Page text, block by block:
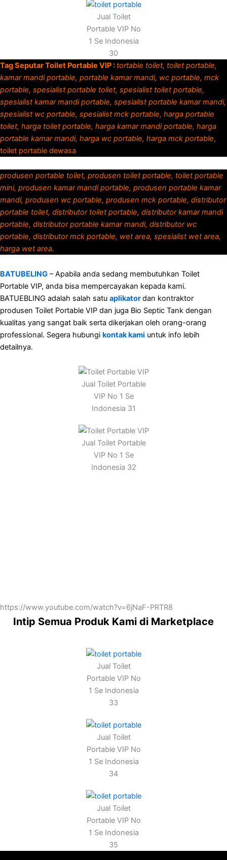
Jual Toilet
Portable VIP No
1 Se Indonesia
30
Tag Seputar Toilet Portable VIP : tortable toilet, toilet portable,
kamar mandi portable, portable kamar mandi, wc portable, mck
portable, spesialist portable toilet, spesialist toilet portable,
spesialist kamar mandi portable, spesialist portable kamar mandi,
spesialist wc portable, spesialist mck portable, harga portable
toilet, harga toilet portable, harga kamar mandi portable, harga
portable kamar mandi, harga wc portable, harga mck portable,
toilet portable dewasa
produsen portable toilet, produsen toilet portable, toilet portable
mini, produsen kamar mandi portable, produsen portable kamar
mandi, produsen wc portable, produsen mck portable, distributor
portable toilet, distributor toilet portable, distributor kamar mandi
portable, distributor portable kamar mandi, distributor wc
portable, distributor mck portable, wet area, spesialist wet area,
harga wet area.
BATUBELING – Apabila anda sedang membutuhkan Toilet
Portable VIP, anda bisa mempercayakan kepada kami.
BATUEBLING adalah salah satu aplikatordan kontraktor
produsen Toilet Portable VIP dan juga Bio Septic Tank dengan
kualitas yang sangat baik serta dikerjakan oleh orang-orang
professional. Segera hubungi kontak kami untuk info lebih
detailnya.
Jual Toilet Portable
VIP No 1 Se
Indonesia 31
Jual Toilet Portable
VIP No 1 Se
Indonesia 32
https://www.youtube.com/watch?v=6jNaF-PRTR8
Intip Semua Produk Kami di Marketplace
Jual Toilet
Portable VIP No
1 Se Indonesia
33
Jual Toilet
Portable VIP No
1 Se Indonesia
34
Jual Toilet
Portable VIP No
1 Se Indonesia
35